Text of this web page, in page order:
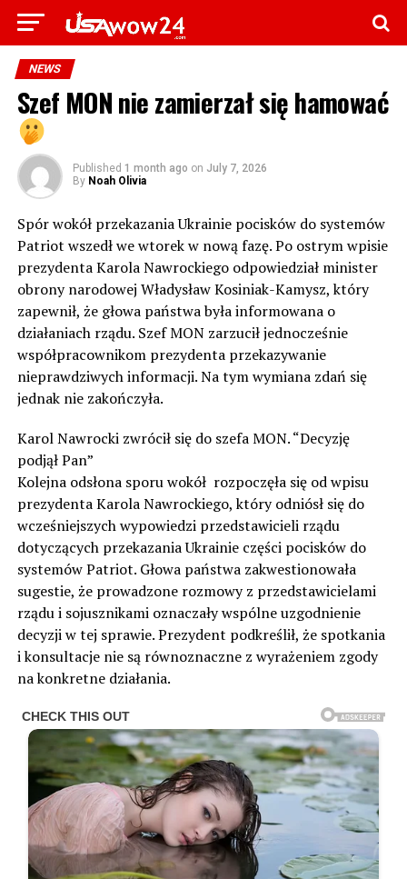
NEWS
Szef MON nie zamierzał się hamować
Published 1 month ago on July 7, 2026
By Noah Olivia
Spór wokół przekazania Ukrainie pocisków do systemów
Patriot wszedł we wtorek w nową fazę. Po ostrym wpisie
prezydenta Karola Nawrockiego odpowiedział minister
obrony narodowej Władysław Kosiniak-Kamysz, który
zapewnił, że głowa państwa była informowana o
działaniach rządu. Szef MON zarzucił jednocześnie
współpracownikom prezydenta przekazywanie
nieprawdziwych informacji. Na tym wymiana zdań się
jednak nie zakończyła.
Karol Nawrocki zwrócił się do szefa MON. “Decyzję
podjął Pan”
Kolejna odsłona sporu wokół rozpoczęła się od wpisu
prezydenta Karola Nawrockiego, który odniósł się do
wcześniejszych wypowiedzi przedstawicieli rządu
dotyczących przekazania Ukrainie części pocisków do
systemów Patriot. Głowa państwa zakwestionowała
sugestie, że prowadzone rozmowy z przedstawicielami
rządu i sojusznikami oznaczały wspólne uzgodnienie
decyzji w tej sprawie. Prezydent podkreślił, że spotkania
i konsultacje nie są równoznaczne z wyrażeniem zgody
na konkretne działania.